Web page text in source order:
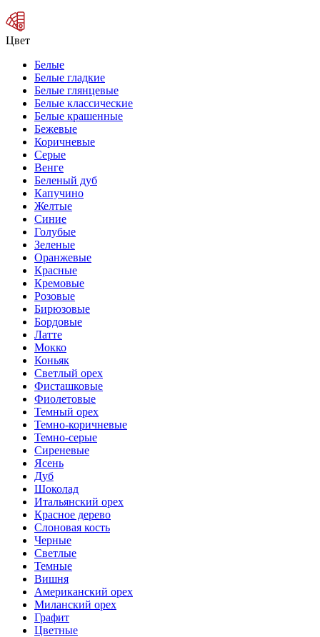
Цвет
Белые
Белые гладкие
Белые глянцевые
Белые классические
Белые крашенные
Бежевые
Коричневые
Серые
Венге
Беленый дуб
Капучино
Желтые
Синие
Голубые
Зеленые
Оранжевые
Красные
Кремовые
Розовые
Бирюзовые
Бордовые
Латте
Мокко
Коньяк
Светлый орех
Фисташковые
Фиолетовые
Темный орех
Темно-коричневые
Темно-серые
Сиреневые
Ясень
Дуб
Шоколад
Итальянский орех
Красное дерево
Слоновая кость
Черные
Светлые
Темные
Вишня
Американский орех
Миланский орех
Графит
Цветные